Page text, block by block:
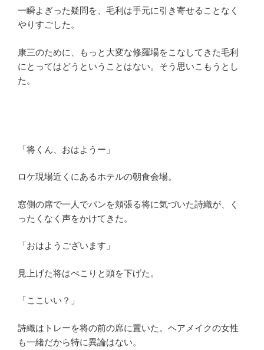
一瞬よぎった疑問を、毛利は手元に引き寄せることなく
やりすごした。
康三のために、もっと大変な修羅場をこなしてきた毛利
にとってはどうということはない。そう思いこもうとし
た。
「将くん、おはようー」
ロケ現場近くにあるホテルの朝食会場。
窓側の席で一人でパンを頬張る将に気づいた詩織が、く
ったくなく声をかけてきた。
「おはようございます」
見上げた将はぺこりと頭を下げた。
「ここいい？」
詩織はトレーを将の前の席に置いた。ヘアメイクの女性
も一緒だから特に異論はない。